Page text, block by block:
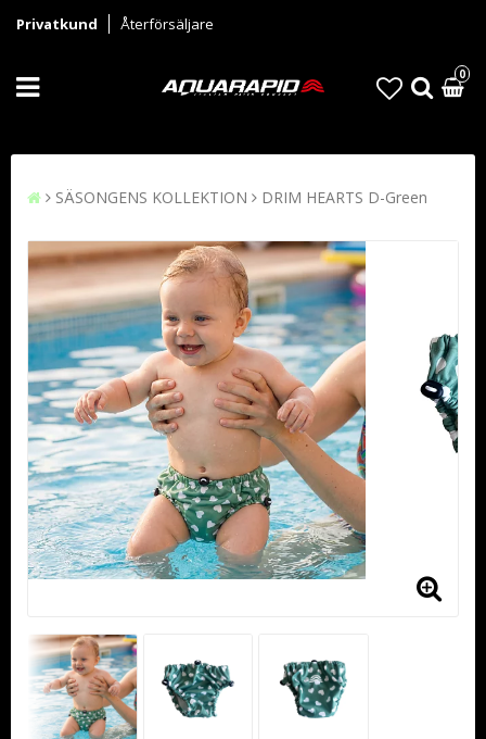
Privatkund Återförsäljare
0
SÄSONGENS KOLLEKTION DRIM HEARTS D-Green